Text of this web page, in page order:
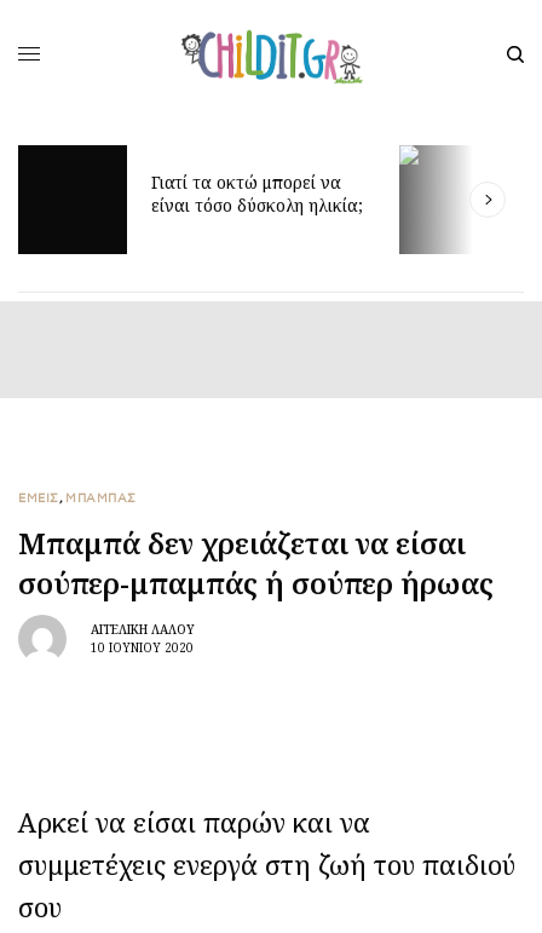
Γιατί τα οκτώ μπορεί να
είναι τόσο δύσκολη ηλικία;
ΕΜΕΙΣ, ΜΠΑΜΠΑΣ
Μπαμπά δεν χρειάζεται να είσαι
σούπερ-μπαμπάς ή σούπερ ήρωας
ΑΓΓΕΛΙΚΉ ΛΆΛΟΥ
10 ΙΟΥΝΊΟΥ 2020
Αρκεί να είσαι παρών και να
συμμετέχεις ενεργά στη ζωή του παιδιού
σου